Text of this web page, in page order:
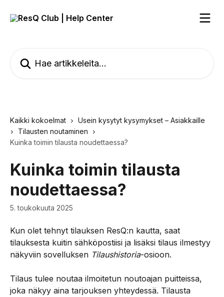
Kaikki kokoelmat
Usein kysytyt kysymykset – Asiakkaille
Tilausten noutaminen
Kuinka toimin tilausta noudettaessa?
Kuinka toimin tilausta
noudettaessa?
5. toukokuuta 2025
Kun olet tehnyt tilauksen ResQ:n kautta, saat
tilauksesta kuitin sähköpostiisi ja lisäksi tilaus ilmestyy
näkyviin sovelluksen Tilaushistoria-osioon.
Tilaus tulee noutaa ilmoitetun noutoajan puitteissa,
joka näkyy aina tarjouksen yhteydessä. Tilausta